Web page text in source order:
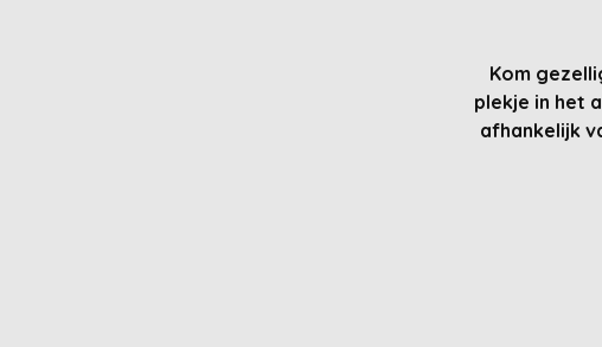
Kom
plekje in het
afhankelijk